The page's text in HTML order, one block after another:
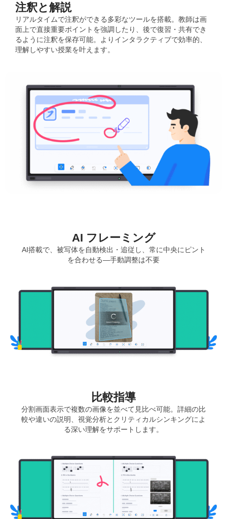
注釈と解説
リアルタイムで注釈ができる多彩なツールを搭載。教師は画
面上で直接重要ポイントを強調したり、後で復習・共有でき
るように注釈を保存可能。よりインタラクティブで効率的、
理解しやすい授業を叶えます。
AI フレーミング
AI搭載で、被写体を自動検出・追従し、常に中央にピント
を合わせる—手動調整は不要
比較指導
分割画面表示で複数の画像を並べて見比べ可能。詳細の比
較や違いの説明、視覚分析とクリティカルシンキングによ
る深い理解をサポートします。